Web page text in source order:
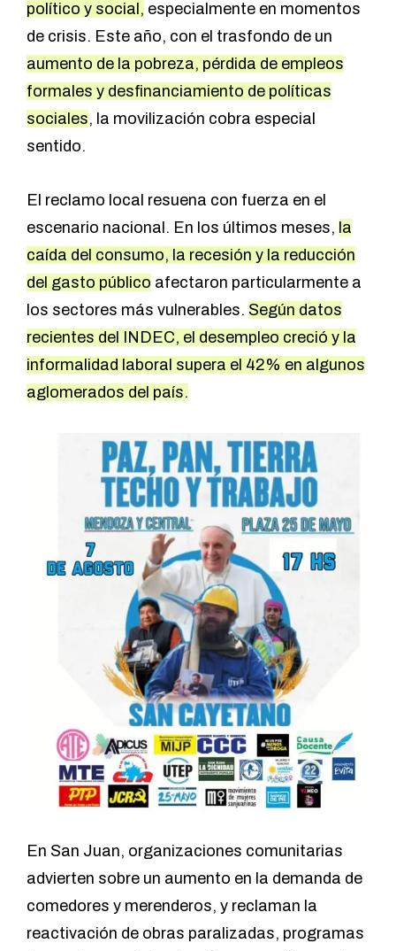
político y social, especialmente en momentos
de crisis. Este año, con el trasfondo de un
aumento de la pobreza, pérdida de empleos
formales y desfinanciamiento de políticas
sociales, la movilización cobra especial
sentido.
El reclamo local resuena con fuerza en el
escenario nacional. En los últimos meses, la
caída del consumo, la recesión y la reducción
del gasto público afectaron particularmente a
los sectores más vulnerables. Según datos
recientes del INDEC, el desempleo creció y la
informalidad laboral supera el 42% en algunos
aglomerados del país.
En San Juan, organizaciones comunitarias
advierten sobre un aumento en la demanda de
comedores y merenderos, y reclaman la
reactivación de obras paralizadas, programas